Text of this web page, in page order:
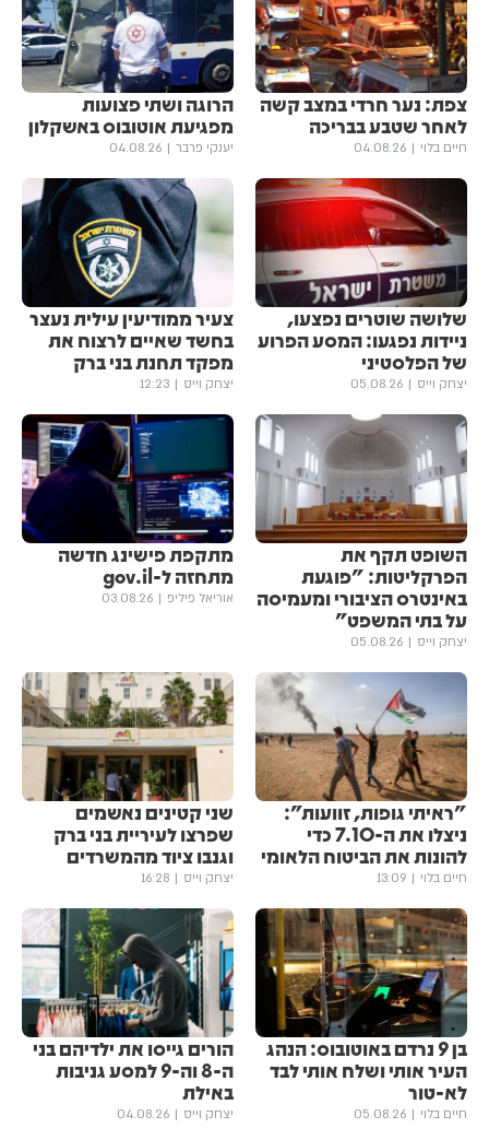
צפת: נער חרדי במצב קשה
לאחר שטבע בבריכה
חיים בלוי 04.08.26
הרוגה ושתי פצועות
מפגיעת אוטובוס באשקלון
יענקי פרבר 04.08.26
שלושה שוטרים נפצעו,
ניידות נפגעו: המסע הפרוע
של הפלסטיני
יצחק וייס 05.08.26
צעיר ממודיעין עילית נעצר
בחשד שאיים לרצוח את
מפקד תחנת בני ברק
יצחק וייס 12:23
השופט תקף את
הפרקליטות: "פוגעת
באינטרס הציבורי ומעמיסה
על בתי המשפט"
יצחק וייס 05.08.26
מתקפת פישינג חדשה
מתחזה ל-gov.il
אוריאל פיליפ 03.08.26
"ראיתי גופות, זוועות":
ניצלו את ה-7.10 כדי
להונות את הביטוח הלאומי
חיים בלוי 13:09
שני קטינים נאשמים
שפרצו לעיריית בני ברק
וגנבו ציוד מהמשרדים
יצחק וייס 16:28
בן 9 נרדם באוטובוס: הנהג
העיר אותי ושלח אותי לבד
לא-טור
חיים בלוי 05.08.26
הורים גייסו את ילדיהם בני
ה-8 וה-9 למסע גניבות
באילת
יצחק וייס 04.08.26